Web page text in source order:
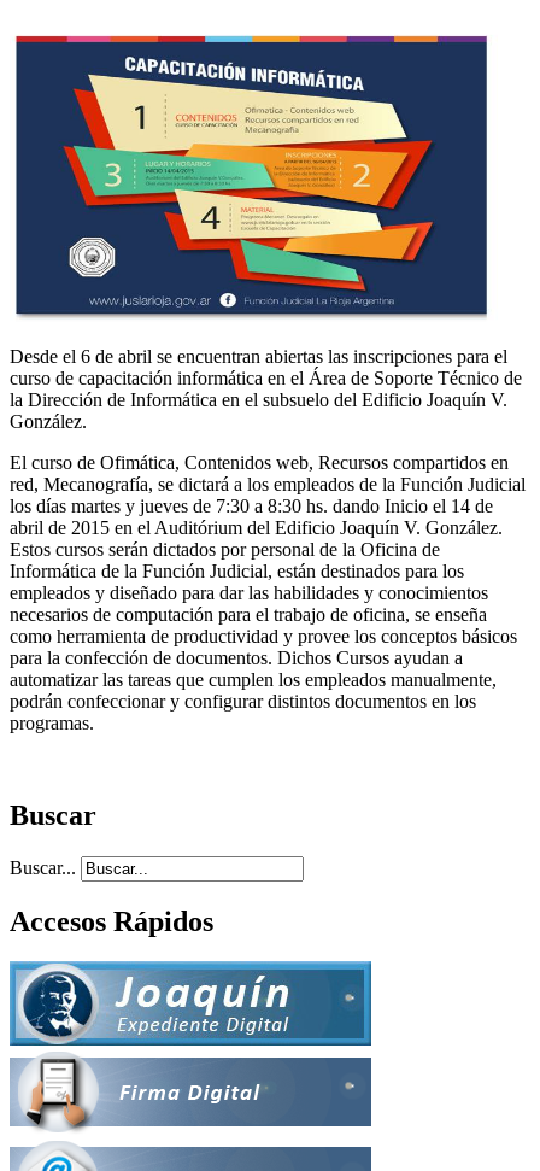
Desde el 6 de abril se encuentran abiertas las inscripciones para el
curso de capacitación informática en el Área de Soporte Técnico de
la Dirección de Informática en el subsuelo del Edificio Joaquín V.
González.
El curso de Ofimática, Contenidos web, Recursos compartidos en
red, Mecanografía, se dictará a los empleados de la Función Judicial
los días martes y jueves de 7:30 a 8:30 hs. dando Inicio el 14 de
abril de 2015 en el Auditórium del Edificio Joaquín V. González.
Estos cursos serán dictados por personal de la Oficina de
Informática de la Función Judicial, están destinados para los
empleados y diseñado para dar las habilidades y conocimientos
necesarios de computación para el trabajo de oficina, se enseña
como herramienta de productividad y provee los conceptos básicos
para la confección de documentos. Dichos Cursos ayudan a
automatizar las tareas que cumplen los empleados manualmente,
podrán confeccionar y configurar distintos documentos en los
programas.
Buscar
Buscar...
Accesos Rápidos